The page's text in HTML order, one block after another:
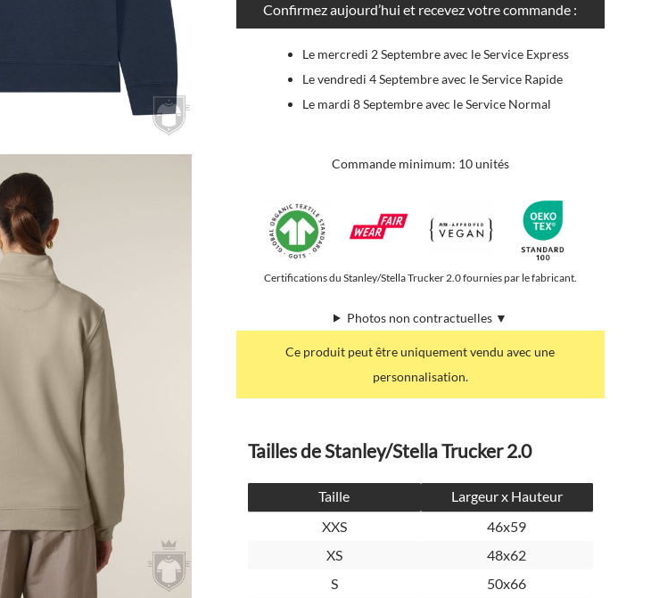
Confirmez aujourd’hui et recevez votre commande :
Le mercredi 2 Septembre avec le Service Express
Le vendredi 4 Septembre avec le Service Rapide
Le mardi 8 Septembre avec le Service Normal
Commande minimum: 10 unités
Certifications du Stanley/Stella Trucker 2.0 fournies par le fabricant.
Photos non contractuelles ▼
Ce produit peut être uniquement vendu avec une
personnalisation.
Tailles de Stanley/Stella Trucker 2.0
Taille
Largeur x Hauteur
XXS
46x59
XS
48x62
S
50x66